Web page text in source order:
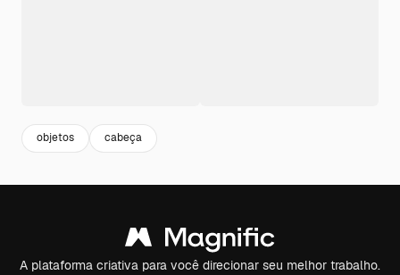
objetos cabeça
A plataforma criativa para você direcionar seu melhor trabalho.